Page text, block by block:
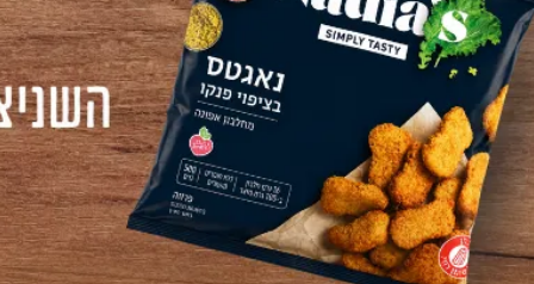
תחליפי בשר תחליפי ביצה